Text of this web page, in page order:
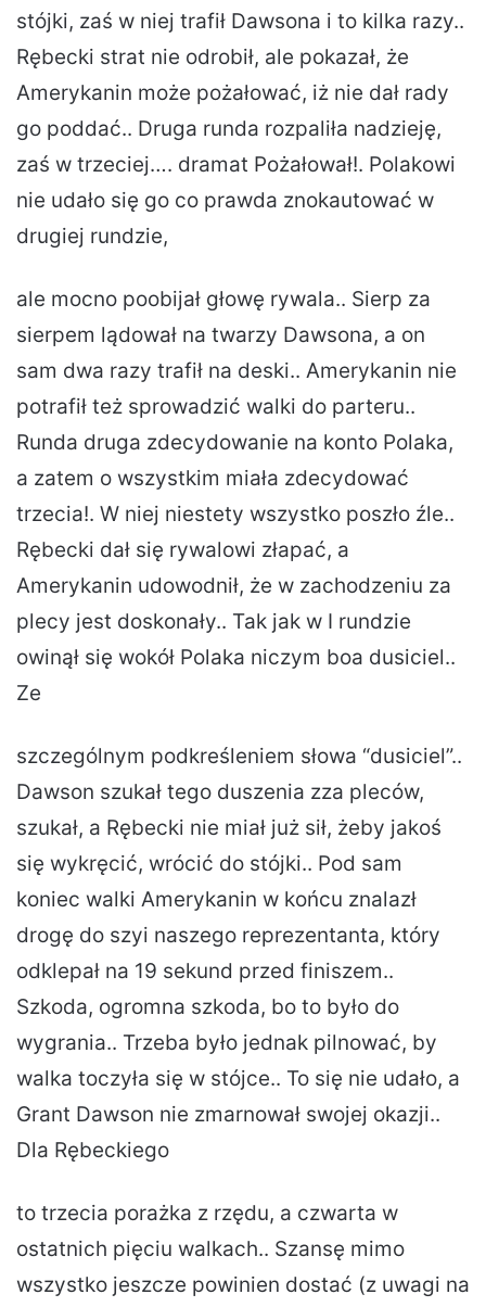
stójki, zaś w niej trafił Dawsona i to kilka razy..
Rębecki strat nie odrobił, ale pokazał, że
Amerykanin może pożałować, iż nie dał rady
go poddać.. Druga runda rozpaliła nadzieję,
zaś w trzeciej…. dramat Pożałował!. Polakowi
nie udało się go co prawda znokautować w
drugiej rundzie,
ale mocno poobijał głowę rywala.. Sierp za
sierpem lądował na twarzy Dawsona, a on
sam dwa razy trafił na deski.. Amerykanin nie
potrafił też sprowadzić walki do parteru..
Runda druga zdecydowanie na konto Polaka,
a zatem o wszystkim miała zdecydować
trzecia!. W niej niestety wszystko poszło źle..
Rębecki dał się rywalowi złapać, a
Amerykanin udowodnił, że w zachodzeniu za
plecy jest doskonały.. Tak jak w I rundzie
owinął się wokół Polaka niczym boa dusiciel..
Ze
szczególnym podkreśleniem słowa “dusiciel”..
Dawson szukał tego duszenia zza pleców,
szukał, a Rębecki nie miał już sił, żeby jakoś
się wykręcić, wrócić do stójki.. Pod sam
koniec walki Amerykanin w końcu znalazł
drogę do szyi naszego reprezentanta, który
odklepał na 19 sekund przed finiszem..
Szkoda, ogromna szkoda, bo to było do
wygrania.. Trzeba było jednak pilnować, by
walka toczyła się w stójce.. To się nie udało, a
Grant Dawson nie zmarnował swojej okazji..
Dla Rębeckiego
to trzecia porażka z rzędu, a czwarta w
ostatnich pięciu walkach.. Szansę mimo
wszystko jeszcze powinien dostać (z uwagi na